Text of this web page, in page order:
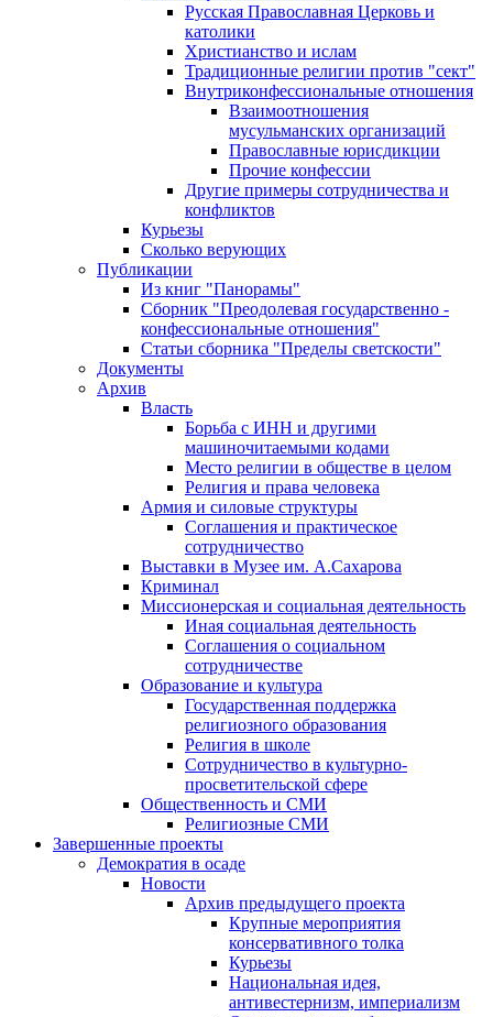
Русская Православная Церковь и
католики
Христианство и ислам
Традиционные религии против "сект"
Внутриконфессиональные отношения
Взаимоотношения
мусульманских организаций
Православные юрисдикции
Прочие конфессии
Другие примеры сотрудничества и
конфликтов
Курьезы
Сколько верующих
Публикации
Из книг "Панорамы"
Сборник "Преодолевая государственно -
конфессиональные отношения"
Статьи сборника "Пределы светскости"
Документы
Архив
Власть
Борьба с ИНН и другими
машиночитаемыми кодами
Место религии в обществе в целом
Религия и права человека
Армия и силовые структуры
Соглашения и практическое
сотрудничество
Выставки в Музее им. А.Сахарова
Криминал
Миссионерская и социальная деятельность
Иная социальная деятельность
Соглашения о социальном
сотрудничестве
Образование и культура
Государственная поддержка
религиозного образования
Религия в школе
Сотрудничество в культурно-
просветительской сфере
Общественность и СМИ
Религиозные СМИ
Завершенные проекты
Демократия в осаде
Новости
Архив предыдущего проекта
Крупные мероприятия
консервативного толка
Курьезы
Национальная идея,
антивестернизм, империализм